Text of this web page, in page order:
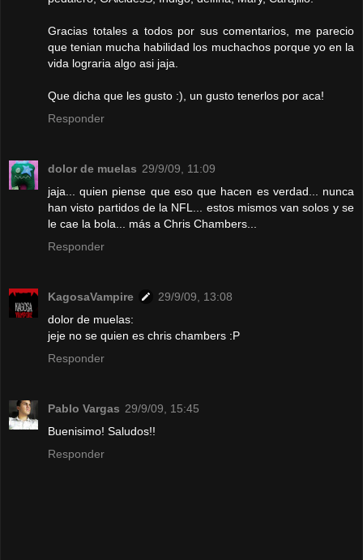
Gracias totales a todos por sus comentarios, me parecio
que tenian mucha habilidad los muchachos porque yo en la
vida lograria algo asi jaja.
Que dicha que les gusto :), un gusto tenerlos por aca!
Responder
dolor de muelas 29/9/09, 11:09
jaja... quien piense que eso que hacen es verdad... nunca
han visto partidos de la NFL... estos mismos van solos y se
le cae la bola... más a Chris Chambers...
Responder
KagosaVampire
29/9/09, 13:08
dolor de muelas:
jeje no se quien es chris chambers :P
Responder
Pablo Vargas 29/9/09, 15:45
Buenisimo! Saludos!!
Responder